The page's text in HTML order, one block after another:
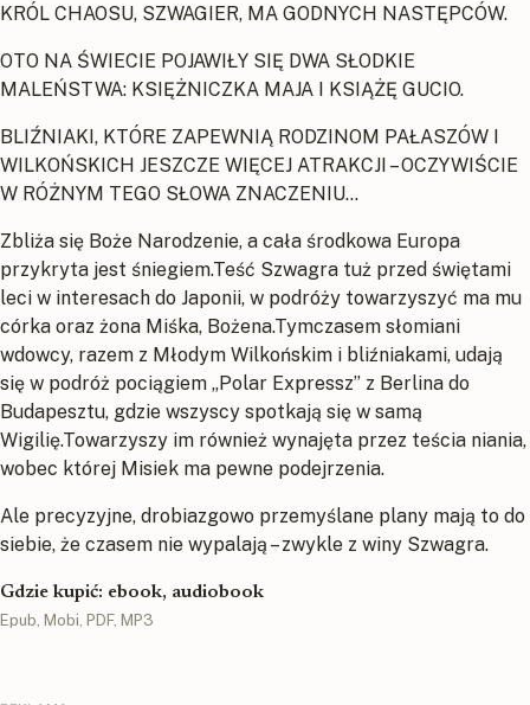
KRÓL CHAOSU, SZWAGIER, MA GODNYCH NASTĘPCÓW.
OTO NA ŚWIECIE POJAWIŁY SIĘ DWA SŁODKIE
MALEŃSTWA: KSIĘŻNICZKA MAJA I KSIĄŻĘ GUCIO.
BLIŹNIAKI, KTÓRE ZAPEWNIĄ RODZINOM PAŁASZÓW I
WILKOŃSKICH JESZCZE WIĘCEJ ATRAKCJI – OCZYWIŚCIE
W RÓŻNYM TEGO SŁOWA ZNACZENIU...
Zbliża się Boże Narodzenie, a cała środkowa Europa
przykryta jest śniegiem.Teść Szwagra tuż przed świętami
leci w interesach do Japonii, w podróży towarzyszyć ma mu
córka oraz żona Miśka, Bożena.Tymczasem słomiani
wdowcy, razem z Młodym Wilkońskim i bliźniakami, udają
się w podróż pociągiem „Polar Expressz” z Berlina do
Budapesztu, gdzie wszyscy spotkają się w samą
Wigilię.Towarzyszy im również wynajęta przez teścia niania,
wobec której Misiek ma pewne podejrzenia.
Ale precyzyjne, drobiazgowo przemyślane plany mają to do
siebie, że czasem nie wypalają – zwykle z winy Szwagra.
Gdzie kupić: ebook, audiobook
Epub, Mobi, PDF, MP3